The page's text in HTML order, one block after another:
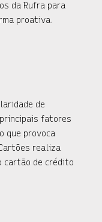
da Rufra para
proativa.
de
fatores
que provoca
realiza
cartão de crédito